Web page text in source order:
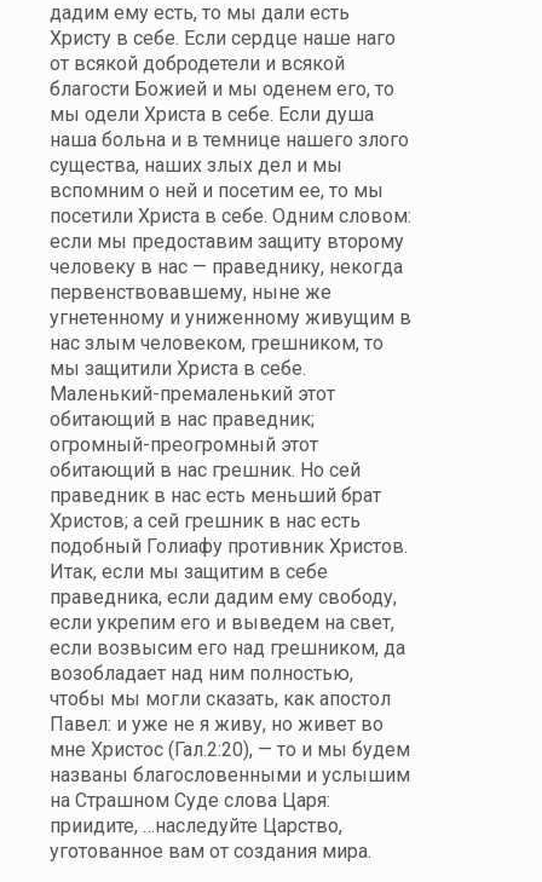
дадим ему есть, то мы дали есть
Христу в себе. Если сердце наше наго
от всякой добродетели и всякой
благости Божией и мы оденем его, то
мы одели Христа в себе. Если душа
наша больна и в темнице нашего злого
существа, наших злых дел и мы
вспомним о ней и посетим ее, то мы
посетили Христа в себе. Одним словом:
если мы предоставим защиту второму
человеку в нас — праведнику, некогда
первенствовавшему, ныне же
угнетенному и униженному живущим в
нас злым человеком, грешником, то
мы защитили Христа в себе.
Маленький-премаленький этот
обитающий в нас праведник;
огромный-преогромный этот
обитающий в нас грешник. Но сей
праведник в нас есть меньший брат
Христов; а сей грешник в нас есть
подобный Голиафу противник Христов.
Итак, если мы защитим в себе
праведника, если дадим ему свободу,
если укрепим его и выведем на свет,
если возвысим его над грешником, да
возобладает над ним полностью,
чтобы мы могли сказать, как апостол
Павел: и уже не я живу, но живет во
мне Христос (Гал.2:20), — то и мы будем
названы благословенными и услышим
на Страшном Суде слова Царя:
приидите, …наследуйте Царство,
уготованное вам от создания мира.